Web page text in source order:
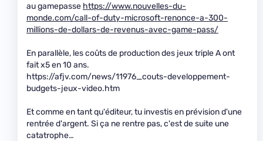
au gamepasse https://www.nouvelles-du-
monde.com/call-of-duty-microsoft-renonce-a-300-
millions-de-dollars-de-revenus-avec-game-pass/
En parallèle, les coûts de production des jeux triple A ont
fait x5 en 10 ans.
https://afjv.com/news/11976_couts-developpement-
budgets-jeux-video.htm
Et comme en tant qu'éditeur, tu investis en prévision d'une
rentrée d'argent. Si ça ne rentre pas, c'est de suite une
catatrophe…